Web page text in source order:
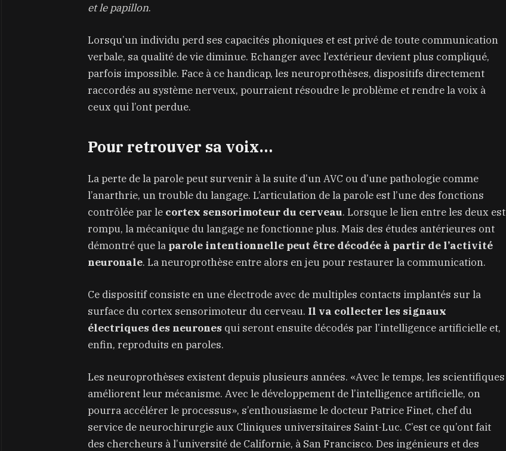
et le papillon.
Lorsqu’un individu perd ses capacités phoniques et est privé de toute communication
verbale, sa qualité de vie diminue. Echanger avec l’extérieur devient plus compliqué,
parfois impossible. Face à ce handicap, les neuroprothèses, dispositifs directement
raccordés au système nerveux, pourraient résoudre le problème et rendre la voix à
ceux qui l’ont perdue.
Pour retrouver sa voix…
La perte de la parole peut survenir à la suite d’un AVC ou d’une pathologie comme
l’anarthrie, un trouble du langage. L’articulation de la parole est l’une des fonctions
contrôlée par le cortex sensorimoteur du cerveau. Lorsque le lien entre les deux est
rompu, la mécanique du langage ne fonctionne plus. Mais des études antérieures ont
démontré que la parole intentionnelle peut être décodée à partir de l’activité
neuronale. La neuroprothèse entre alors en jeu pour restaurer la communication.
Ce dispositif consiste en une électrode avec de multiples contacts implantés sur la
surface du cortex sensorimoteur du cerveau. Il va collecter les signaux
électriques des neurones qui seront ensuite décodés par l’intelligence artificielle et,
enfin, reproduits en paroles.
Les neuroprothèses existent depuis plusieurs années. «Avec le temps, les scientifiques
améliorent leur mécanisme. Avec le développement de l’intelligence artificielle, on
pourra accélérer le processus», s’enthousiasme le docteur Patrice Finet, chef du
service de neurochirurgie aux Cliniques universitaires Saint-Luc. C’est ce qu’ont fait
des chercheurs à l’université de Californie, à San Francisco. Des ingénieurs et des